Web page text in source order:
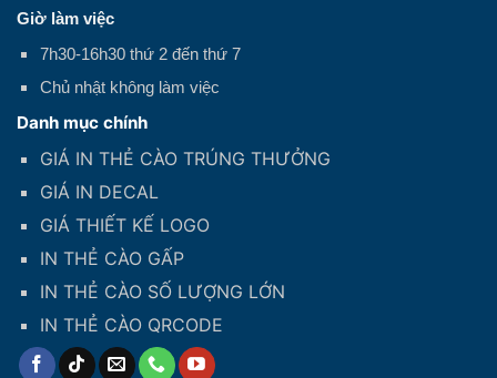
Giờ làm việc
7h30-16h30 thứ 2 đến thứ 7
Chủ nhật không làm việc
Danh mục chính
GIÁ IN THẺ CÀO TRÚNG THƯỞNG
GIÁ IN DECAL
GIÁ THIẾT KẾ LOGO
IN THẺ CÀO GẤP
IN THẺ CÀO SỐ LƯỢNG LỚN
IN THẺ CÀO QRCODE